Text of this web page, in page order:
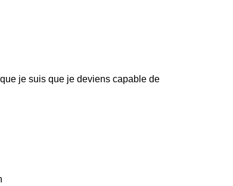
je suis que je deviens capable de